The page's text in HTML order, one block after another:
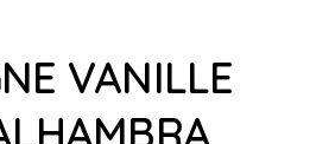
VANILLE